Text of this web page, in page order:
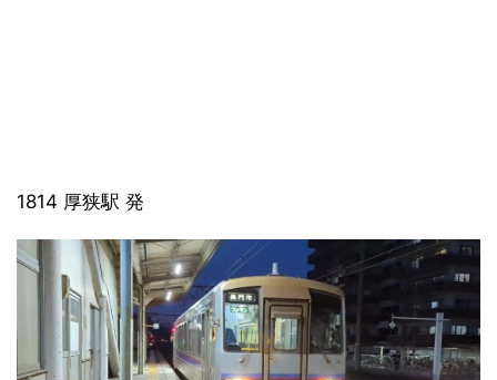
1814 厚狭駅 発